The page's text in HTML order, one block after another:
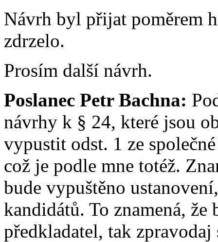
Návrh byl přijat poměrem
zdrzelo.
Prosím další návrh.
Poslanec Petr Bachna:
návrhy k § 24, které jsou
vypustit odst. 1 ze
což je podle mne totéž.
bude vypuštěno
kandidátů. To znamená,
předkladatel, tak